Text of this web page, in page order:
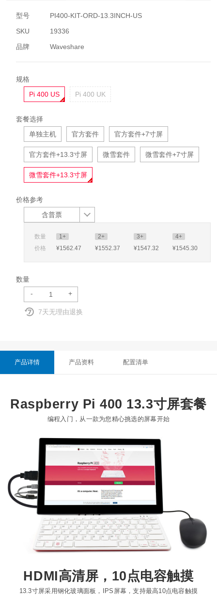
型号
PI400-KIT-ORD-13.3INCH-US
SKU
19336
品牌
Waveshare
规格
Pi 400 US
Pi 400 UK
套餐选择
单独主机
官方套件 官方套件+7寸屏
官方套件+13.3寸屏 微雪套件 微雪套件+7寸屏
微雪套件+13.3寸屏
价格参考
含普票
数量 1+ 2+ 3+
4+
价格
¥1562.47 ¥1552.37 ¥1547.32 ¥1545.30
数量
-
+
7天无理由退换
产品详情 产品资料 配置清单
Raspberry Pi 400 13.3寸屏套餐
编程入门，从一款为您精心挑选的屏幕开始
HDMI高清屏，10点电容触摸
13.3寸屏采用钢化玻璃面板，IPS屏幕，支持最高10点电容触摸